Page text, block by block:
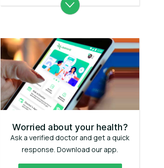
Worried about your health?
Ask a verified doctor and get a quick
response. Download our app.